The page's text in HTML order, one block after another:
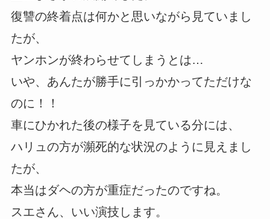
復讐の終着点は何かと思いながら見ていまし
たが、
ヤンホンが終わらせてしまうとは…
いや、あんたが勝手に引っかかってただけな
のに！！
車にひかれた後の様子を見ている分には、
ハリュの方が瀕死的な状況のように見えまし
たが、
本当はダヘの方が重症だったのですね。
スエさん、いい演技します。